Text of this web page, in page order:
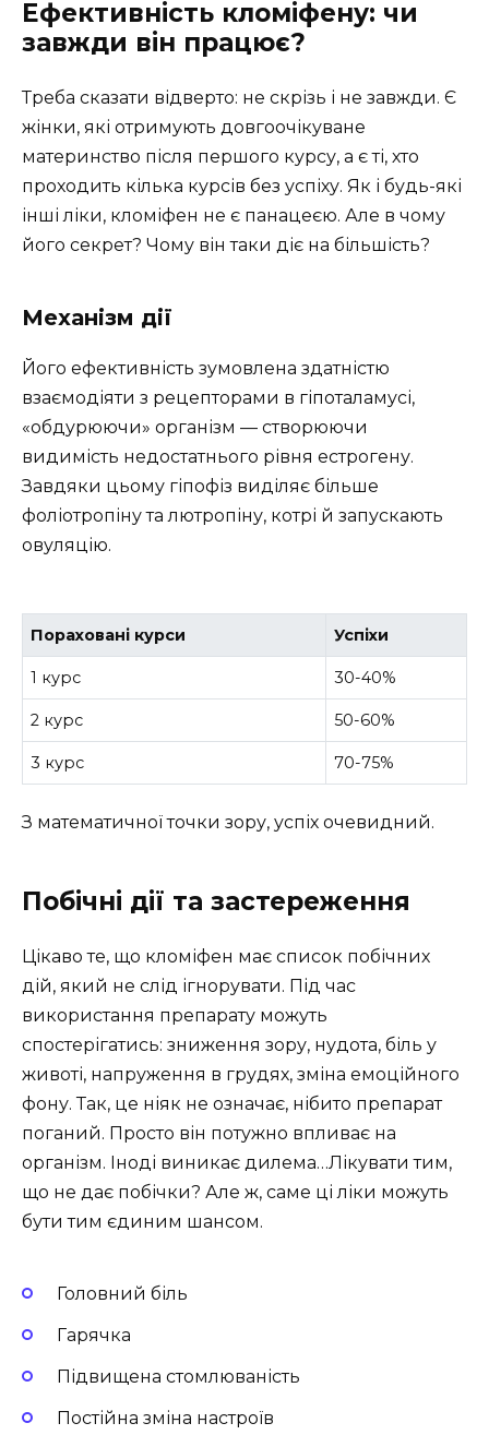
Ефективність кломіфену: чи
завжди він працює?
Треба сказати відверто: не скрізь і не завжди. Є
жінки, які отримують довгоочікуване
материнство після першого курсу, а є ті, хто
проходить кілька курсів без успіху. Як і будь-які
інші ліки, кломіфен не є панацеєю. Але в чому
його секрет? Чому він таки діє на більшість?
Механізм дії
Його ефективність зумовлена здатністю
взаємодіяти з рецепторами в гіпоталамусі,
«обдурюючи» організм — створюючи
видимість недостатнього рівня естрогену.
Завдяки цьому гіпофіз виділяє більше
фоліотропіну та лютропіну, котрі й запускають
овуляцію.
Пораховані курси Успіхи
1 курс 30-40%
2 курс 50-60%
3 курс 70-75%
З математичної точки зору, успіх очевидний.
Побічні дії та застереження
Цікаво те, що кломіфен має список побічних
дій, який не слід ігнорувати. Під час
використання препарату можуть
спостерігатись: зниження зору, нудота, біль у
животі, напруження в грудях, зміна емоційного
фону. Так, це ніяк не означає, нібито препарат
поганий. Просто він потужно впливає на
організм. Іноді виникає дилема…Лікувати тим,
що не дає побічки? Але ж, саме ці ліки можуть
бути тим єдиним шансом.
Головний біль
Гарячка
Підвищена стомлюваність
Постійна зміна настроїв